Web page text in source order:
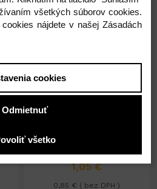
1,05 €
0,85 € ( bez DPH )
všetkých súborov cookies.
nájdete v našej Zásadách
cookies
Odmietnuť
všetko